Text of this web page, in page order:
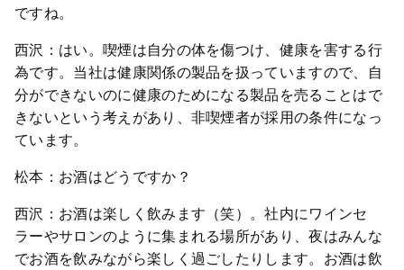
ですね。
西沢：はい。喫煙は自分の体を傷つけ、健康を害する行
為です。当社は健康関係の製品を扱っていますので、自
分ができないのに健康のためになる製品を売ることはで
きないという考えがあり、非喫煙者が採用の条件になっ
ています。
松本：お酒はどうですか？
西沢：お酒は楽しく飲みます（笑）。社内にワインセ
ラーやサロンのように集まれる場所があり、夜はみんな
でお酒を飲みながら楽しく過ごしたりします。お酒は飲